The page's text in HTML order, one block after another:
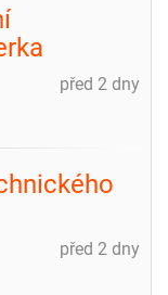
před 2 dny
před 2 dny